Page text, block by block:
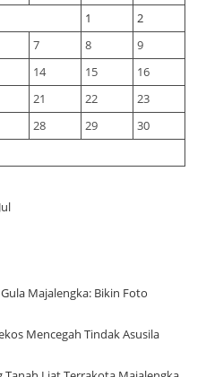
1
2
7 8
9
14 15
16
21 22
23
28 29
30
Majalengka: Bikin Foto
Mencegah Tindak Asusila